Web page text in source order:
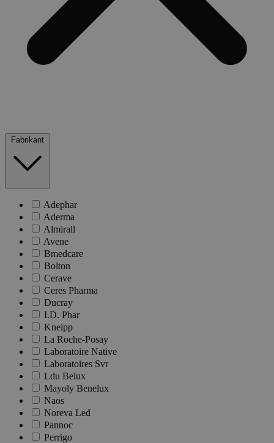
Fabrikant
Adephar
Aderma
Almirall
Avene
Bmedcare
Bolton
Cerave
Ceres Pharma
Ducray
I.D. Phar
Kneipp
La Roche-Posay
Laboratoire Native
Laboratoires Svr
Ldu Belux
Mayoly Benelux
Naos
Noreva Led
Pannoc
Perrigo